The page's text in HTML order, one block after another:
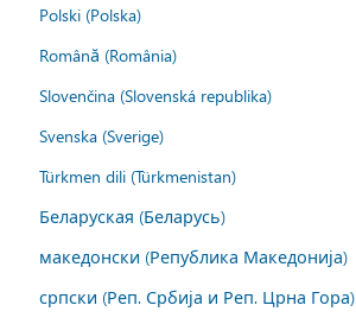
Polski (Polska)
Română (România)
Slovenčina (Slovenská republika)
Svenska (Sverige)
Türkmen dili (Türkmenistan)
Беларуская (Беларусь)
македонски (Република Македонија)
српски (Реп. Србија и Реп. Црна Гора)